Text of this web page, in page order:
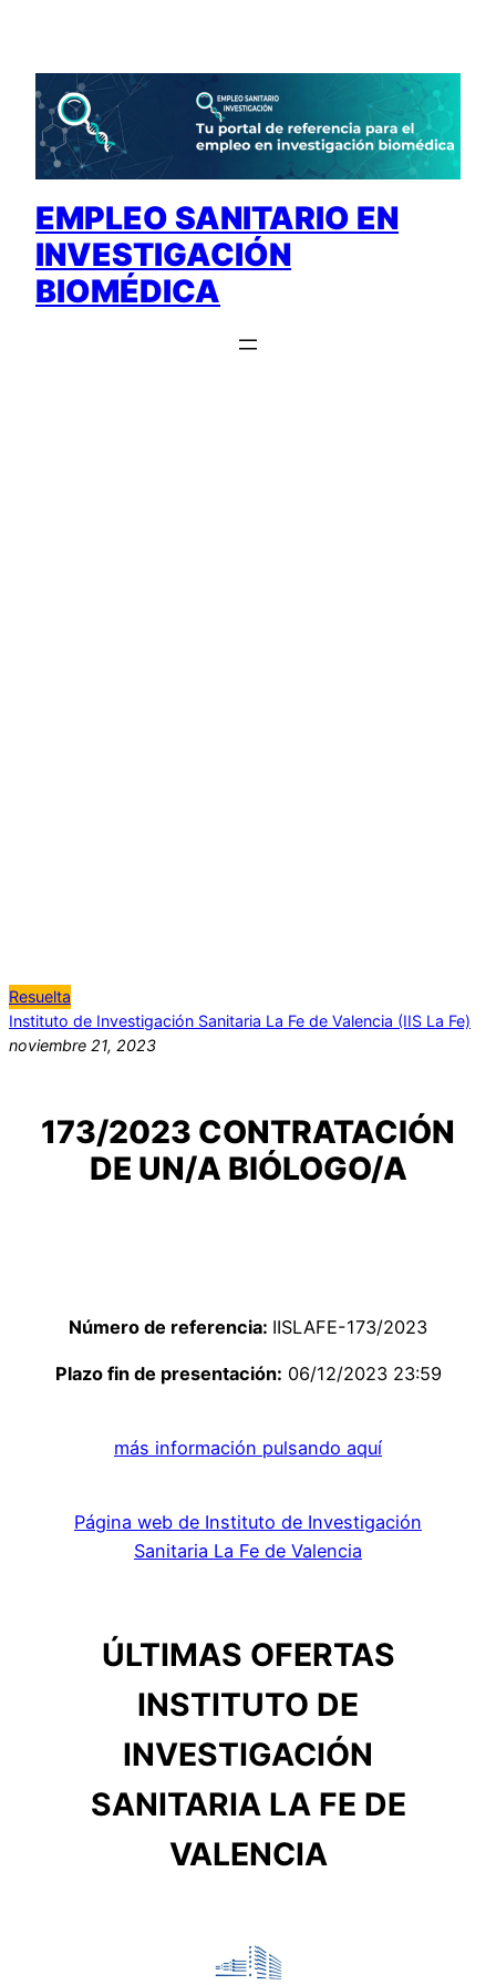
contenido
EMPLEO SANITARIO EN
INVESTIGACIÓN
BIOMÉDICA
Resuelta
Instituto de Investigación Sanitaria La Fe de Valencia (IIS La Fe)
noviembre 21, 2023
173/2023 CONTRATACIÓN
DE UN/A BIÓLOGO/A
Número de referencia: IISLAFE-173/2023
Plazo fin de presentación: 06/12/2023 23:59
más información pulsando aquí
Página web de Instituto de Investigación
Sanitaria La Fe de Valencia
ÚLTIMAS OFERTAS
INSTITUTO DE
INVESTIGACIÓN
SANITARIA LA FE DE
VALENCIA